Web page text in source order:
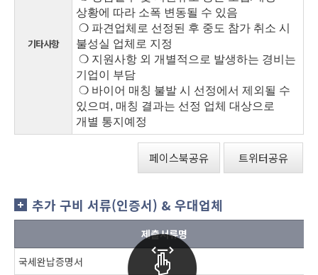
기타사항
상황에 따라 소폭 변동될 수 있음
❍ 파견업체로 선정된 후 중도 참가 취소 시
불성실 업체로 지정
❍ 지원사항 외 개별적으로 발생하는 경비는
기업이 부담
❍ 바이어 매칭 불발 시 선정에서 제외될 수
있으며, 매칭 결과는 선정 업체 대상으로
개별 통지예정
페이스북공유 트위터공유
추가 구비 서류(인증서) & 우대업체
제출서류명
국세완납증명서